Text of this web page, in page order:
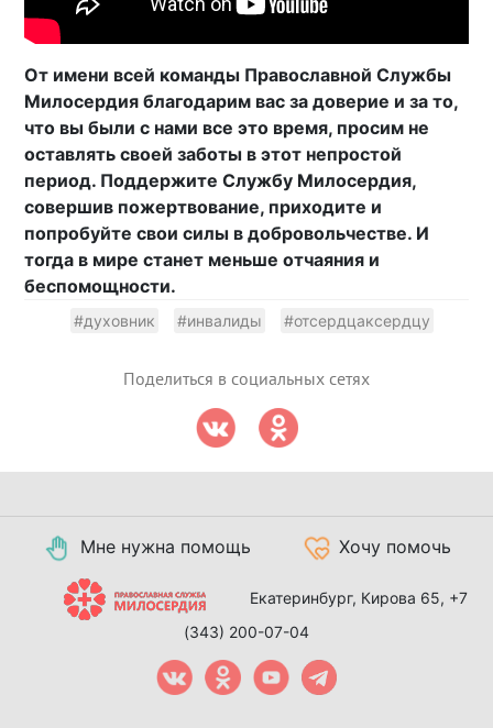
От имени всей команды Православной Службы
Милосердия благодарим вас за доверие и за то,
что вы были с нами все это время, просим не
оставлять своей заботы в этот непростой
период. Поддержите Службу Милосердия,
совершив пожертвование, приходите и
попробуйте свои силы в добровольчестве. И
тогда в мире станет меньше отчаяния и
беспомощности.
#духовник #инвалиды #отсердцаксердцу
Поделиться в социальных сетях
Мне нужна помощь Хочу помочь
Екатеринбург, Кирова 65, +7
(343) 200-07-04